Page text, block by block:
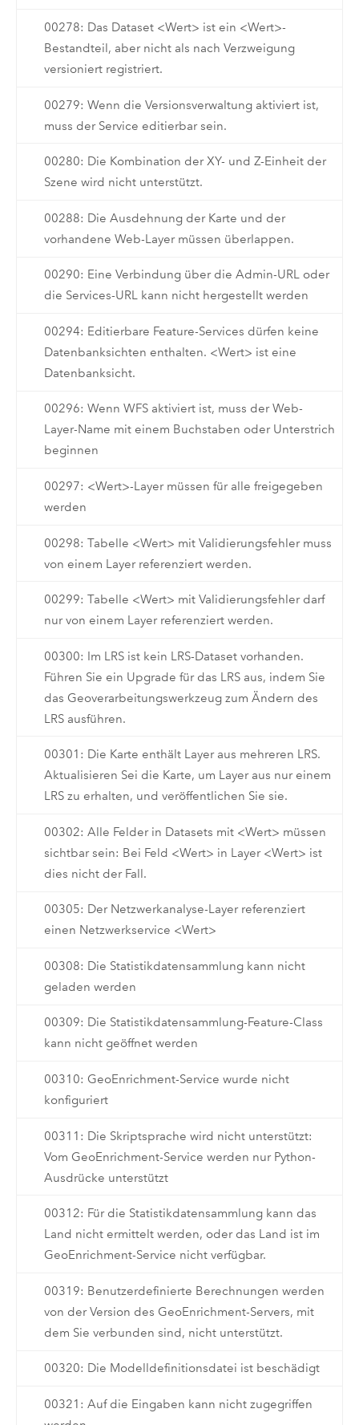
00278: Das Dataset <Wert> ist ein <Wert>-
Bestandteil, aber nicht als nach Verzweigung
versioniert registriert.
00279: Wenn die Versionsverwaltung aktiviert ist,
muss der Service editierbar sein.
00280: Die Kombination der XY- und Z-Einheit der
Szene wird nicht unterstützt.
00288: Die Ausdehnung der Karte und der
vorhandene Web-Layer müssen überlappen.
00290: Eine Verbindung über die Admin-URL oder
die Services-URL kann nicht hergestellt werden
00294: Editierbare Feature-Services dürfen keine
Datenbanksichten enthalten. <Wert> ist eine
Datenbanksicht.
00296: Wenn WFS aktiviert ist, muss der Web-
Layer-Name mit einem Buchstaben oder Unterstrich
beginnen
00297: <Wert>-Layer müssen für alle freigegeben
werden
00298: Tabelle <Wert> mit Validierungsfehler muss
von einem Layer referenziert werden.
00299: Tabelle <Wert> mit Validierungsfehler darf
nur von einem Layer referenziert werden.
00300: Im LRS ist kein LRS-Dataset vorhanden.
Führen Sie ein Upgrade für das LRS aus, indem Sie
das Geoverarbeitungswerkzeug zum Ändern des
LRS ausführen.
00301: Die Karte enthält Layer aus mehreren LRS.
Aktualisieren Sei die Karte, um Layer aus nur einem
LRS zu erhalten, und veröffentlichen Sie sie.
00302: Alle Felder in Datasets mit <Wert> müssen
sichtbar sein: Bei Feld <Wert> in Layer <Wert> ist
dies nicht der Fall.
00305: Der Netzwerkanalyse-Layer referenziert
einen Netzwerkservice <Wert>
00308: Die Statistikdatensammlung kann nicht
geladen werden
00309: Die Statistikdatensammlung-Feature-Class
kann nicht geöffnet werden
00310: GeoEnrichment-Service wurde nicht
konfiguriert
00311: Die Skriptsprache wird nicht unterstützt:
Vom GeoEnrichment-Service werden nur Python-
Ausdrücke unterstützt
00312: Für die Statistikdatensammlung kann das
Land nicht ermittelt werden, oder das Land ist im
GeoEnrichment-Service nicht verfügbar.
00319: Benutzerdefinierte Berechnungen werden
von der Version des GeoEnrichment-Servers, mit
dem Sie verbunden sind, nicht unterstützt.
00320: Die Modelldefinitionsdatei ist beschädigt
00321: Auf die Eingaben kann nicht zugegriffen